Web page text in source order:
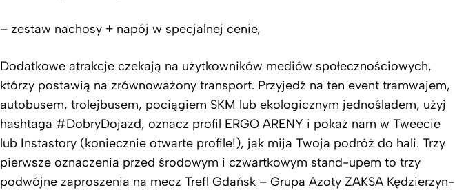
– zestaw nachosy + napój w specjalnej cenie,
Dodatkowe atrakcje czekają na użytkowników mediów społecznościowych,
którzy postawią na zrównoważony transport. Przyjedź na ten event tramwajem,
autobusem, trolejbusem, pociągiem SKM lub ekologicznym jednośladem, użyj
hashtaga #DobryDojazd, oznacz profil ERGO ARENY i pokaż nam w Tweecie
lub Instastory (koniecznie otwarte profile!), jak mija Twoja podróż do hali. Trzy
pierwsze oznaczenia przed środowym i czwartkowym stand-upem to trzy
podwójne zaproszenia na mecz Trefl Gdańsk – Grupa Azoty ZAKSA Kędzierzyn-